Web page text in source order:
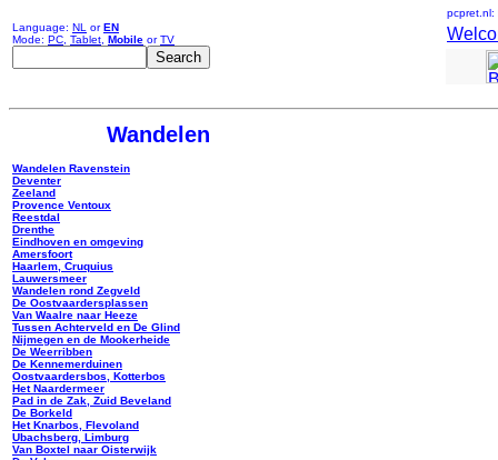
Language: NL orEN
Mode: PC Tablet Mobile orTV
pcpret.nl:
Wandelen
Wandelen Ravenstein
Deventer
Zeeland
Provence Ventoux
Reestdal
Drenthe
Eindhoven en omgeving
Amersfoort
Haarlem, Cruquius
Lauwersmeer
Wandelen rond Zegveld
De Oostvaardersplassen
Van Waalre naar Heeze
Tussen Achterveld en De Glind
Nijmegen en de Mookerheide
De Weerribben
De Kennemerduinen
Oostvaardersbos, Kotterbos
Het Naardermeer
Pad in de Zak, Zuid Beveland
De Borkeld
Het Knarbos, Flevoland
Ubachsberg, Limburg
Van Boxtel naar Oisterwijk